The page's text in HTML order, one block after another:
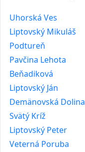
Uhorská Ves
Liptovský Mikuláš
Podtureň
Pavčina Lehota
Beňadiková
Liptovský Ján
Demänovská Dolina
Svätý Kríž
Liptovský Peter
Veterná Poruba